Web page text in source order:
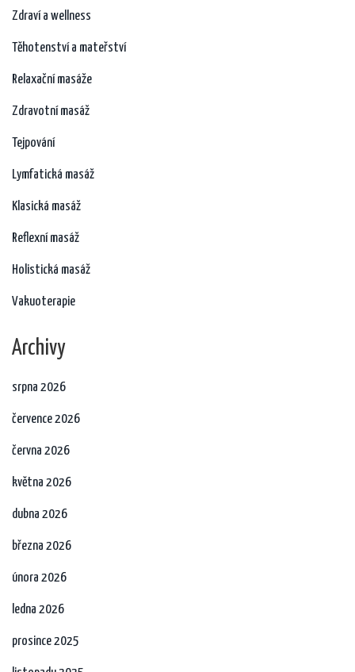
Zdraví a wellness
Těhotenství a mateřství
Relaxační masáže
Zdravotní masáž
Tejpování
Lymfatická masáž
Klasická masáž
Reflexní masáž
Holistická masáž
Vakuoterapie
Archivy
srpna 2026
července 2026
června 2026
května 2026
dubna 2026
března 2026
února 2026
ledna 2026
prosince 2025